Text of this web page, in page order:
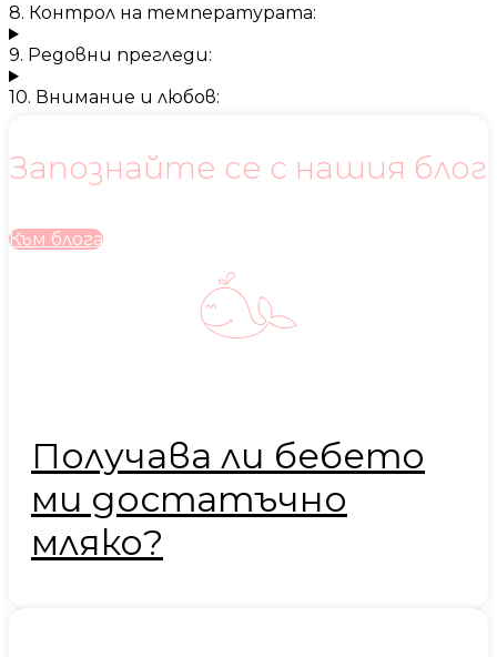
8. Контрол на температурата:
9. Редовни прегледи:
10. Внимание и любов:
Запознайте се с нашия блог
Към блога
Получава ли бебето
ми достатъчно
мляко?